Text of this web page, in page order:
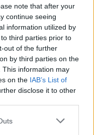
note that after your
continue seeing
information utilized by
third parties prior to
out of the further
by third parties on the
This information may
on the IAB’s List of
disclose it to other